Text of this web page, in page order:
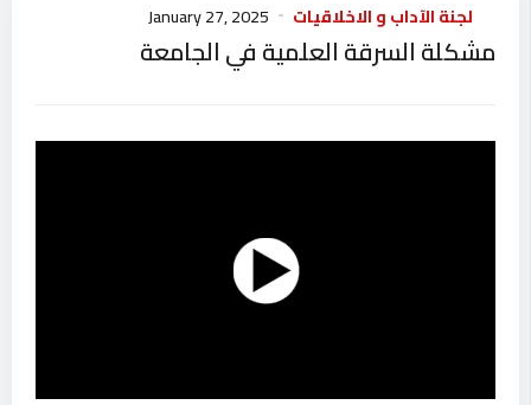
لجنة الآداب و الاخلاقيات January 27, 2025
مشكلة السرقة العلمية في الجامعة